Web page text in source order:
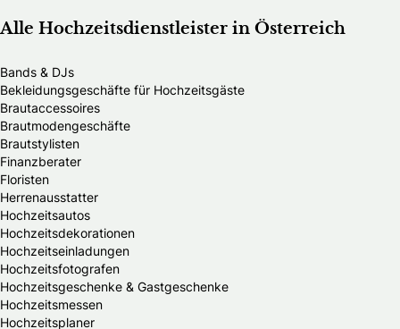
Alle Hochzeitsdienstleister in Österreich
Bands & DJs
Bekleidungsgeschäfte für Hochzeitsgäste
Brautaccessoires
Brautmodengeschäfte
Brautstylisten
Finanzberater
Floristen
Herrenausstatter
Hochzeitsautos
Hochzeitsdekorationen
Hochzeitseinladungen
Hochzeitsfotografen
Hochzeitsgeschenke & Gastgeschenke
Hochzeitsmessen
Hochzeitsplaner